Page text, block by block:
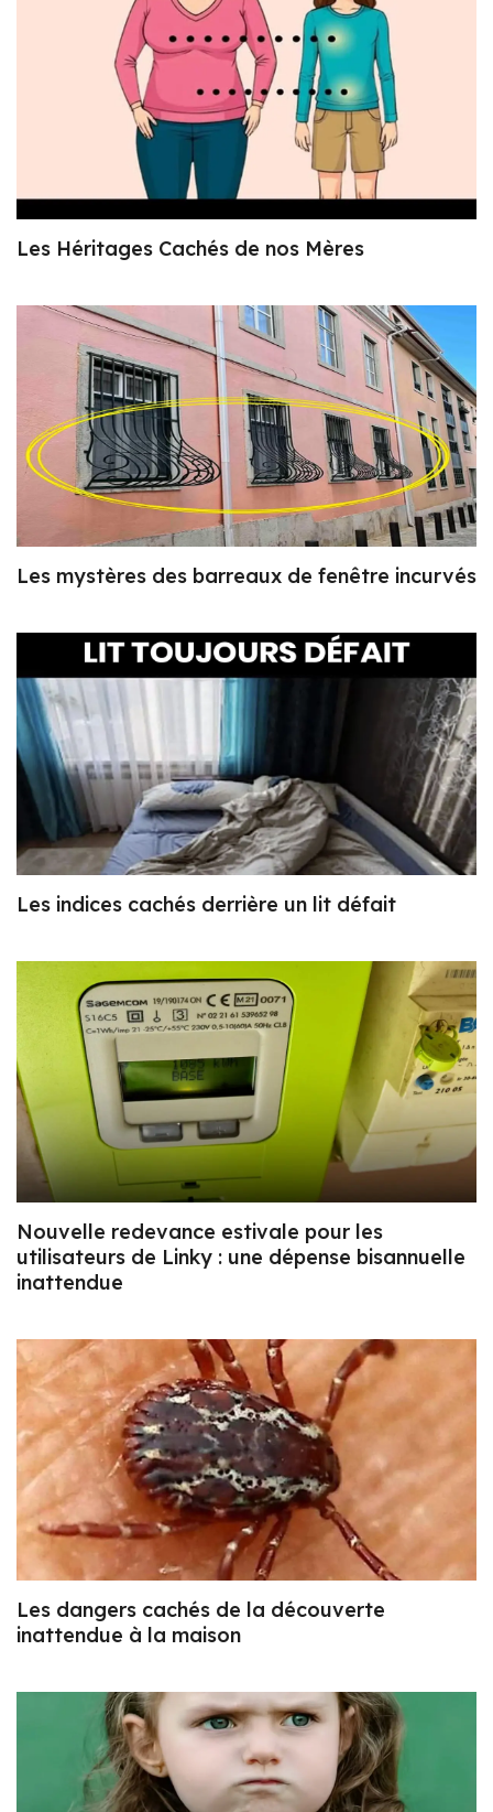
Les Héritages Cachés de nos Mères
Les mystères des barreaux de fenêtre incurvés
Les indices cachés derrière un lit défait
Nouvelle redevance estivale pour les
utilisateurs de Linky : une dépense bisannuelle
inattendue
Les dangers cachés de la découverte
inattendue à la maison